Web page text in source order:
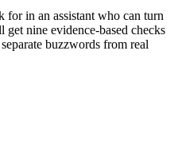
in an assistant who can turn
nine evidence-based checks
buzzwords from real